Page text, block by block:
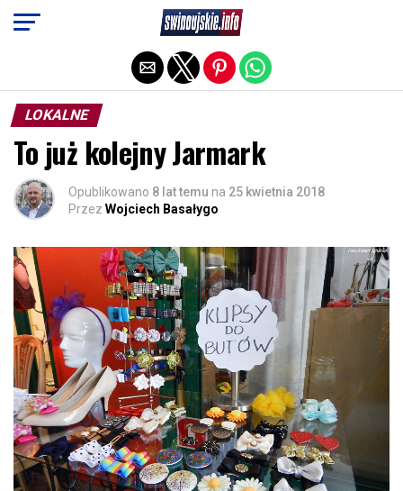
LOKALNE
To już kolejny Jarmark
Opublikowano 8 lat temu na 25 kwietnia 2018
Przez Wojciech Basałygo
Exit mobile version